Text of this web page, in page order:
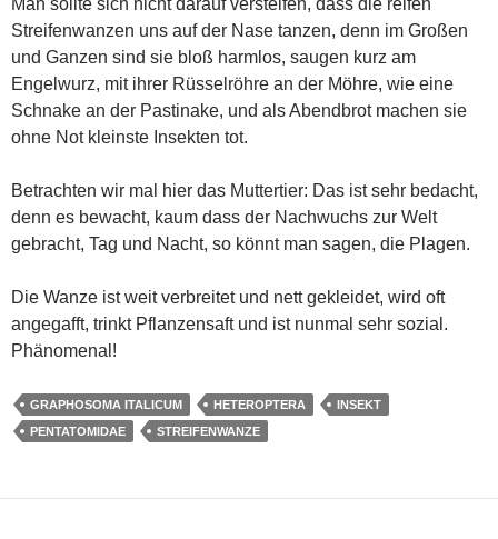
Streifenwanzen uns auf der Nase tanzen, denn im Großen
und Ganzen sind sie bloß harmlos, saugen kurz am
Engelwurz, mit ihrer Rüsselröhre an der Möhre, wie eine
Schnake an der Pastinake, und als Abendbrot machen sie
ohne Not kleinste Insekten tot.
Betrachten wir mal hier das Muttertier: Das ist sehr bedacht,
denn es bewacht, kaum dass der Nachwuchs zur Welt
gebracht, Tag und Nacht, so könnt man sagen, die Plagen.
Die Wanze ist weit verbreitet und nett gekleidet, wird oft
angegafft, trinkt Pflanzensaft und ist nunmal sehr sozial.
Phänomenal!
GRAPHOSOMA ITALICUM HETEROPTERA
INSEKT
PENTATOMIDAE
STREIFENWANZE